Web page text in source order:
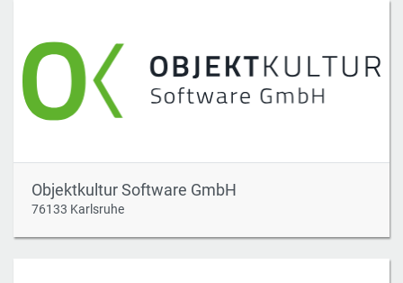
Objektkultur Software GmbH
76133 Karlsruhe